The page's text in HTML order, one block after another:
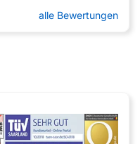
alle Bewertungen